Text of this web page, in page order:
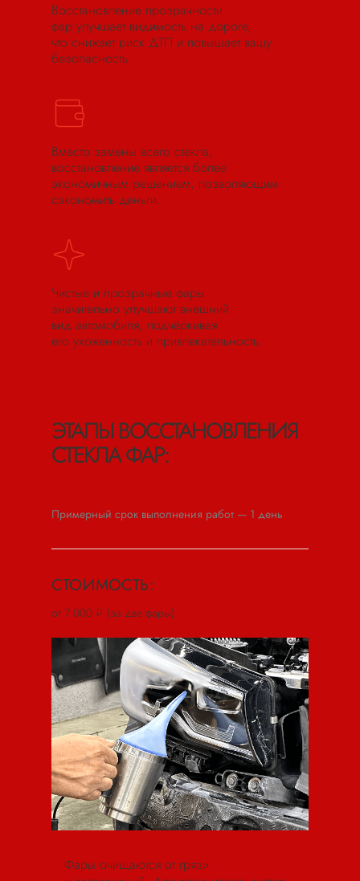
Восстановление прозрачности
фар улучшает видимость на дороге,
что снижает риск ДТП и повышает вашу
безопасность.
Вместо замены всего стекла,
восстановление является более
экономичным решением, позволяющим
сэкономить деньги.
Чистые и прозрачные фары
значительно улучшают внешний
вид автомобиля, подчёркивая
его ухоженность и привлекательность.
СТОИМОСТЬ:
ЭТАПЫ ВОССТАНОВЛЕНИЯ
СТЕКЛА ФАР:
Примерный срок выполнения работ — 1 день
от 7 000 ₽ (за две фары)
Фары очищаются от грязи